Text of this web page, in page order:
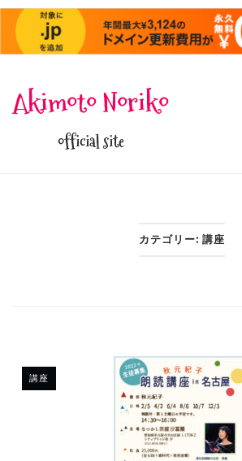
content
Akimoto Noriko
official site
カテゴリー: 講座
講座